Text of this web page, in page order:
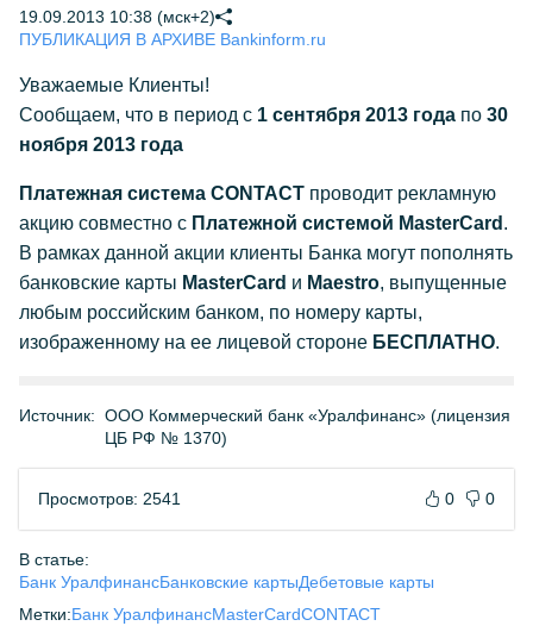
19.09.2013 10:38 (мск+2)
ПУБЛИКАЦИЯ В АРХИВЕ Bankinform.ru
Уважаемые Клиенты!
Сообщаем, что в период с 1 сентября 2013 года по 30
ноября 2013 года
Платежная система CONTACT проводит рекламную
акцию совместно с Платежной системой MasterCard .
В рамках данной акции клиенты Банка могут пополнять
банковские карты MasterCard и Maestro, выпущенные
любым российским банком, по номеру карты,
изображенному на ее лицевой стороне БЕСПЛАТНО.
Источник: ООО Коммерческий банк «Уралфинанс» (лицензия
ЦБ РФ № 1370)
Просмотров: 2541 0 0
В статье:
Банк УралфинансБанковские картыДебетовые карты
Метки:Банк УралфинансMasterCardCONTACT